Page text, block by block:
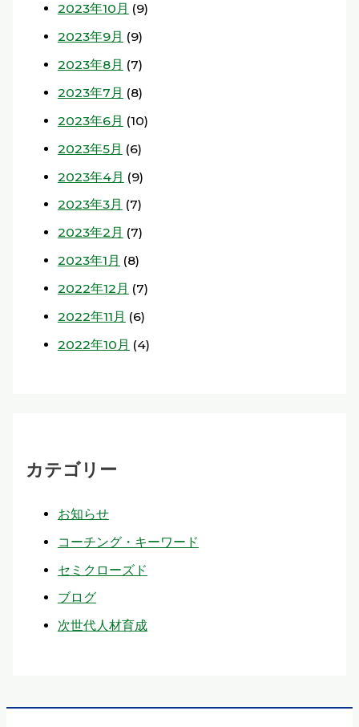
2023年10月 (9)
2023年9月 (9)
2023年8月 (7)
2023年7月 (8)
2023年6月 (10)
2023年5月 (6)
2023年4月 (9)
2023年3月 (7)
2023年2月 (7)
2023年1月 (8)
2022年12月 (7)
2022年11月 (6)
2022年10月 (4)
カテゴリー
お知らせ
コーチング・キーワード
セミクローズド
ブログ
次世代人材育成